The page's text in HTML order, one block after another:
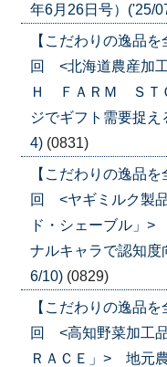
年6月26日号）('25/
【こだわりの逸品
回 <北海道農産加
Ｈ ＦＡＲＭ ＳＴ
ジでギフト需要捉
4) (0831)
【こだわりの逸品
回 <ヤギミルク製
ド・シェーブル」
ナルキャラで認知度
6/10) (0829)
【こだわりの逸品
回 <高知野菜加工
ＲＡＣＥ」> 地元